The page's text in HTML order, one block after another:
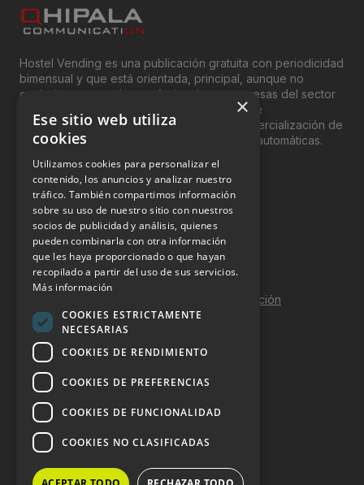
Hostel Vending es una publicación gratuita con periodicidad
bimensual y que está orientada, principal, aunque no
exclusivamente, a los profesionales y empresas del sector
del “Vending”; nombre con el que se conoce
genéricamente entre profesionales a la comercialización de
productos y servicios a través de máquinas automáticas.
INFORMACIÓN LEGAL
Aviso Legal
Política de Privacidad
Política de Cookies
Política de calidad y seguridad de la información
Contacto
DOSSIER Y CONTRATACIÓN
Dossier 2026 (ES)
Dossier 2026 (EN)
×
Ese sitio web utiliza
cookies
Utilizamos cookies para personalizar el
contenido, los anuncios y analizar nuestro
tráfico. También compartimos información
sobre su uso de nuestro sitio con nuestros
socios de publicidad y análisis, quienes
pueden combinarla con otra información
que les haya proporcionado o que hayan
recopilado a partir del uso de sus servicios.
Más información
COOKIES ESTRICTAMENTE
NECESARIAS
COOKIES DE RENDIMIENTO
COOKIES DE PREFERENCIAS
COOKIES DE FUNCIONALIDAD
COOKIES NO CLASIFICADAS